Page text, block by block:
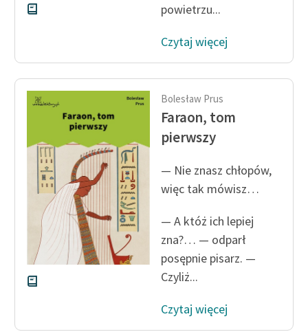
Feministyczne inspiracje.
feministycznej
Ręce pełne poezji
Kolekcje edukacyjne
twórców przechodzących
do domeny publicznej,
lektur szkolnych oraz
Starego Testamentu
Odkurzamy bohaterów
Szkoła Poezji Wolnych
Lektur
O nas
powietrzu...
Czytaj więcej
Bolesław Prus
Faraon, tom
pierwszy
— Nie znasz chłopów,
więc tak mówisz…
— A któż ich lepiej
zna?… — odparł
posępnie pisarz. —
Czyliż...
Czytaj więcej